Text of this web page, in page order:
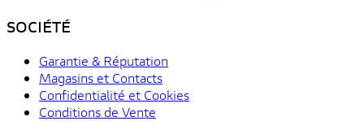
SOCIÉTÉ
Garantie & Réputation
Magasins et Contacts
Confidentialité et Cookies
Conditions de Vente